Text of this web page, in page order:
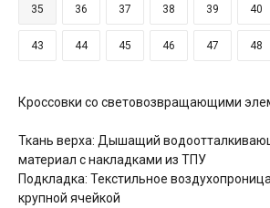
35 36 37 38 39 40
43 44 45 46 47 48
Кроссовки со световозвращающими
Ткань верха: Дышащий
материал с накладками из ТПУ
Подкладка: Текстильное
крупной ячейкой